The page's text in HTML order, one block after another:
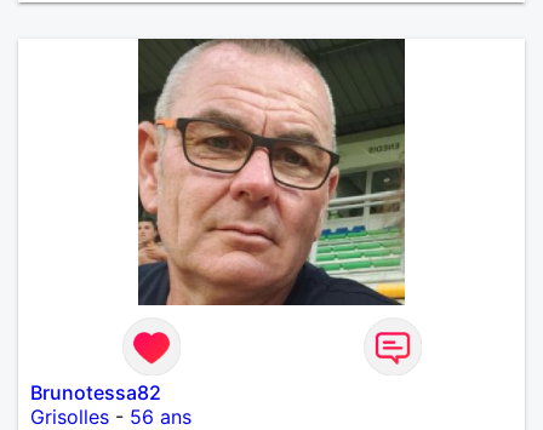
Brunotessa82
Grisolles - 56 ans